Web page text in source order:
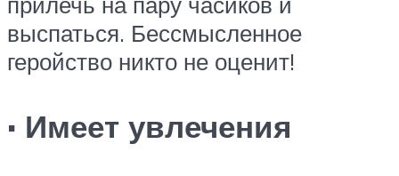
выспаться. Бессмысленное
геройство никто не оценит!
· Имеет увлечения